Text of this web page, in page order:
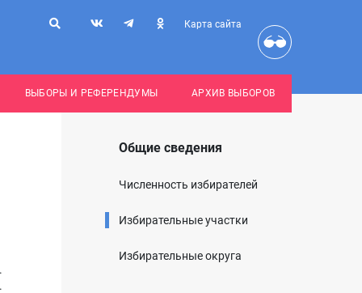
Карта сайта
ВЫБОРЫ И РЕФЕРЕНДУМЫ АРХИВ ВЫБОРОВ
Общие сведения
Численность избирателей
Избирательные участки
Избирательные округа